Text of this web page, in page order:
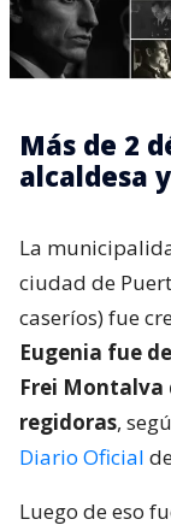
Más de 2
alcaldesa
La
ciudad de
caseríos) fue
Eugenia fue
Frei Montalva
regidoras,
Diario Oficial
Luego de eso